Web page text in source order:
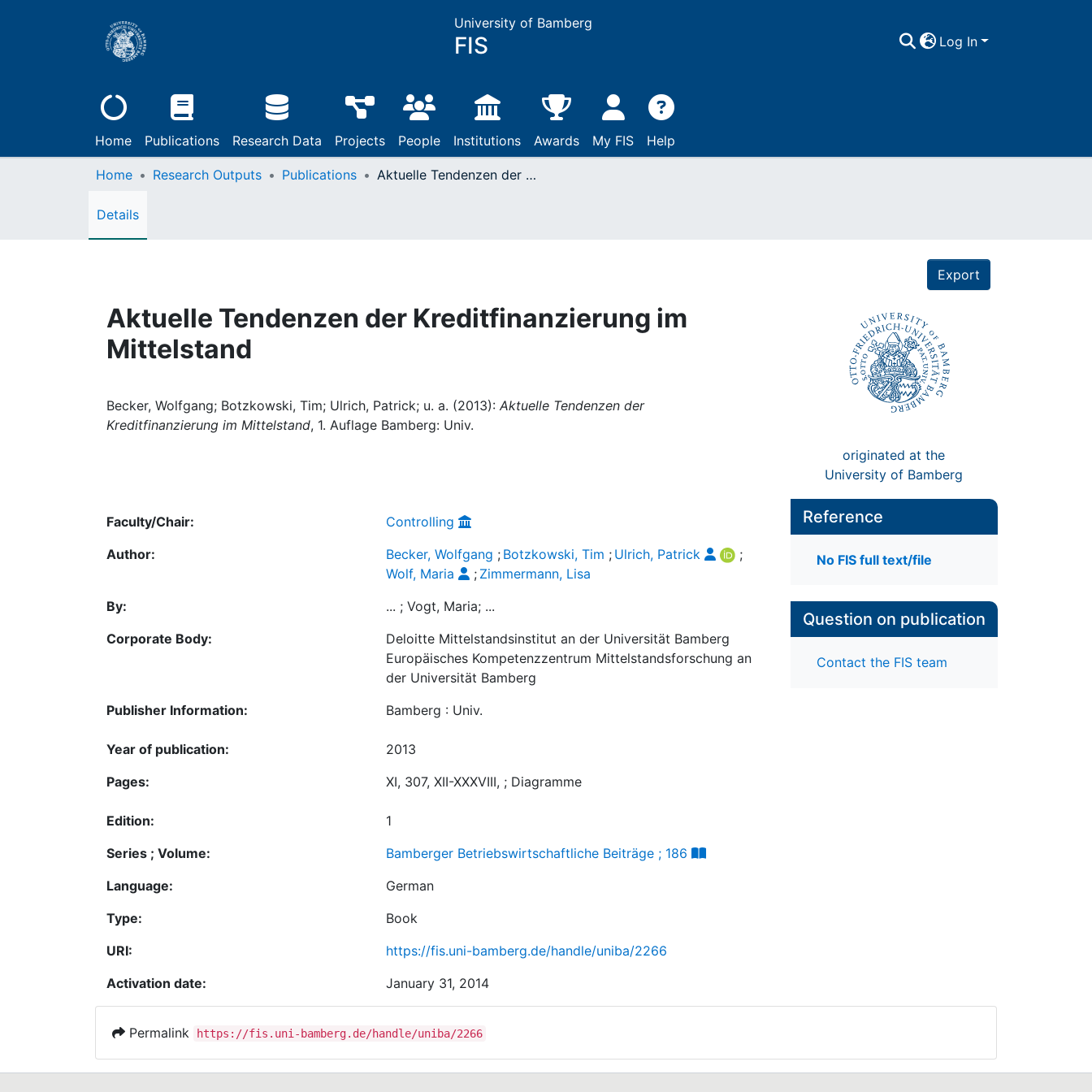
University of Bamberg
FIS Log In
Home Publications Research Data Projects People Institutions Awards My FIS Help
Home Research Outputs Publications Aktuelle Tendenzen der Kreditfinanzierung im Mittelstand
Details
Export
Aktuelle Tendenzen der Kreditfinanzierung im
Mittelstand
Becker, Wolfgang; Botzkowski, Tim; Ulrich, Patrick; u. a. (2013): Aktuelle Tendenzen der
Kreditfinanzierung im Mittelstand, 1. Auflage Bamberg: Univ.
originated at the
University of Bamberg
Faculty/Chair:
Controlling
Author:
Becker, Wolfgang ; Botzkowski, Tim ; Ulrich, Patrick
;
Wolf, Maria
; Zimmermann, Lisa
By:
... ; Vogt, Maria; ...
Corporate Body:
Deloitte Mittelstandsinstitut an der Universität Bamberg
Europäisches Kompetenzzentrum Mittelstandsforschung an
der Universität Bamberg
Publisher Information:
Bamberg : Univ.
Year of publication:
2013
Pages:
XI, 307, XII-XXXVIII, ; Diagramme
Edition:
1
Series ; Volume:
Bamberger Betriebswirtschaftliche Beiträge ; 186
Language:
German
Type:
Book
URI:
https://fis.uni-bamberg.de/handle/uniba/2266
Activation date:
January 31, 2014
Reference
No FIS full text/file
Question on publication
Contact the FIS team
Permalink https://fis.uni-bamberg.de/handle/uniba/2266